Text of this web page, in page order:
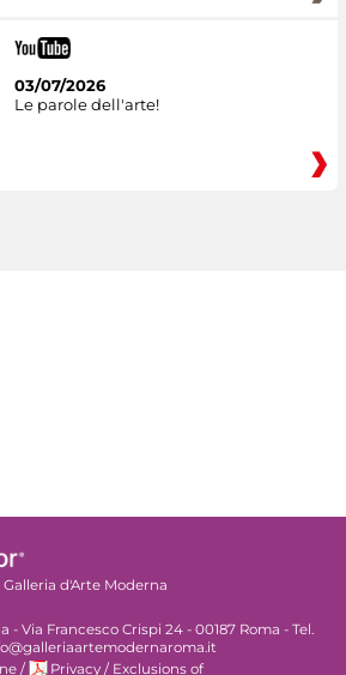
03/07/2026
Le parole dell'arte!
Galleria d'Arte Moderna
- Via Francesco Crispi 24 - 00187 Roma - Tel.
/ Privacy / Exclusions of